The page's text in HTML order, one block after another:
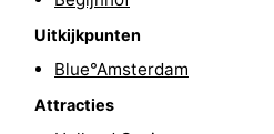
Coffeeshops
Homohoofdstad
Uitkijkpunten
Blue°Amsterdam
Attracties